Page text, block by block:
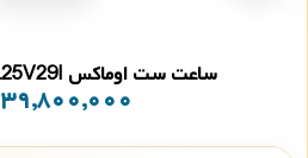
ساعت ست اوماکس MG25V29I , ML25V29I
۳۹,۸۰۰,۰۰۰